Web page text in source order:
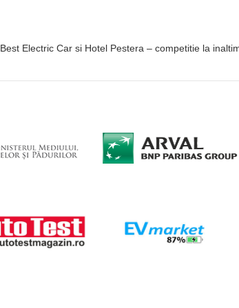
Best Electric Car si Hotel Pestera – competitie la